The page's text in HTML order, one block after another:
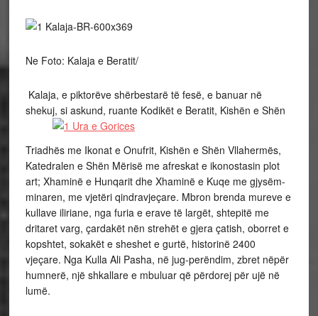
Ne Foto: Kalaja e Beratit/
Kalaja, e piktorëve shërbestarë të fesë, e banuar në
shekuj, si askund, ruante Kodikët e Beratit, Kishën e Shën
Triadhës me Ikonat e Onufrit, Kishën e Shën Vllahermës,
Katedralen e Shën Mërisë me afreskat e ikonostasin plot
art; Xhaminë e Hunqarit dhe Xhaminë e Kuqe me gjysëm-
minaren, me vjetëri qindravjeçare. Mbron brenda mureve e
kullave iliriane, nga furia e erave të largët, shtepitë me
dritaret varg, çardakët nën strehët e gjera çatish, oborret e
kopshtet, sokakët e sheshet e gurtë, historinë 2400
vjeçare. Nga Kulla Ali Pasha, në jug-perëndim, zbret nëpër
humnerë, një shkallare e mbuluar që përdorej për ujë në
lumë.